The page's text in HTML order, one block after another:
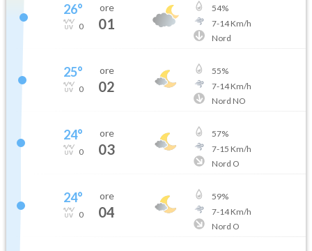
26°
0
ore
01
54%
7-14Km/h
Nord
25°
0
ore
02
55%
7-14Km/h
Nord NO
24°
0
ore
03
57%
7-15 Km/h
Nord O
24°
0
ore
04
59%
7-14Km/h
Nord O